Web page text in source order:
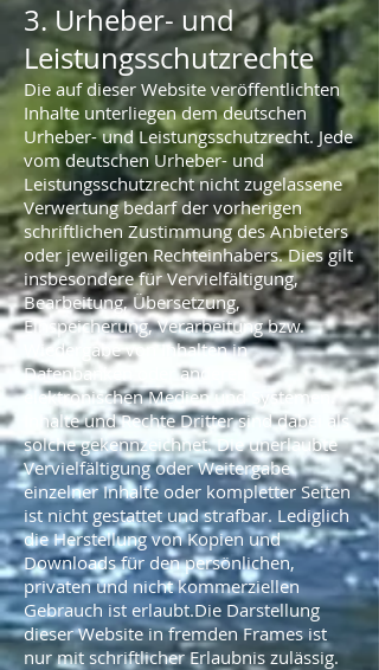
3. Urheber- und
Leistungsschutzrechte
Die auf dieser Website veröffentlichten
Inhalte unterliegen dem deutschen
Urheber- und Leistungsschutzrecht. Jede
vom deutschen Urheber- und
Leistungsschutzrecht nicht zugelassene
Verwertung bedarf der vorherigen
schriftlichen Zustimmung des Anbieters
oder jeweiligen Rechteinhabers. Dies gilt
insbesondere für Vervielfältigung,
Bearbeitung, Übersetzung,
Einspeicherung, Verarbeitung bzw.
Wiedergabe von Inhalten in
Datenbanken oder anderen
elektronischen Medien und Systemen.
Inhalte und Rechte Dritter sind dabei als
solche gekennzeichnet. Die unerlaubte
Vervielfältigung oder Weitergabe
einzelner Inhalte oder kompletter Seiten
ist nicht gestattet und strafbar. Lediglich
die Herstellung von Kopien und
Downloads für den persönlichen,
privaten und nicht kommerziellen
Gebrauch ist erlaubt.Die Darstellung
dieser Website in fremden Frames ist
nur mit schriftlicher Erlaubnis zulässig.